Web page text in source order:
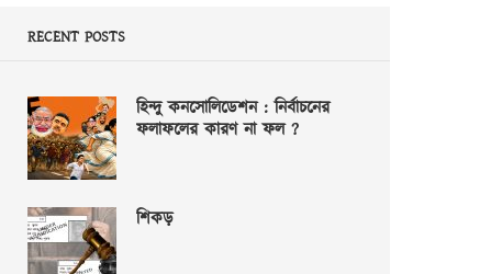
RECENT POSTS
হিন্দু কনসোলিডেশন : নির্বাচনের
ফলাফলের কারণ না ফল ?
শিকড়